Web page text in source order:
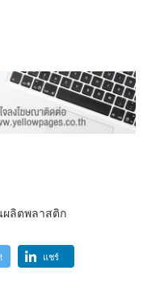
ลิตพลาสติก
แชร์